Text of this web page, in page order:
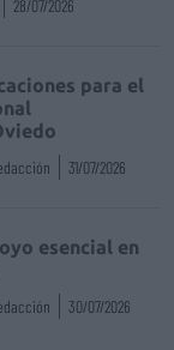
28/07/2026
para el
31/07/2026
esencial en
30/07/2026